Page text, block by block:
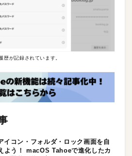
歴が記録されています。
イコン・フォルダ・ロック画面を自
よう！ macOS Tahoeで進化したカ